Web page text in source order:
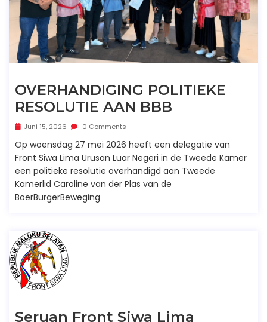
OVERHANDIGING POLITIEKE
RESOLUTIE AAN BBB
Juni 15, 2026 0 Comments
Op woensdag 27 mei 2026 heeft een delegatie van
Front Siwa Lima Urusan Luar Negeri in de Tweede Kamer
een politieke resolutie overhandigd aan Tweede
Kamerlid Caroline van der Plas van de
BoerBurgerBeweging
Seruan Front Siwa Lima